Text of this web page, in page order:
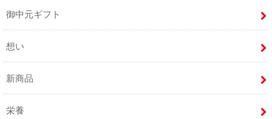
御中元ギフト
想い
新商品
栄養